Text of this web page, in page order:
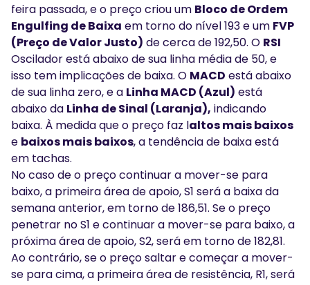
feira passada, e o preço criou um Bloco de Ordem
Engulfing de Baixa em torno do nível 193 e um FVP
(Preço de Valor Justo) de cerca de 192,50. O RSI
Oscilador está abaixo de sua linha média de 50, e
isso tem implicações de baixa. O MACD está abaixo
de sua linha zero, e a Linha MACD (Azul) está
abaixo da Linha de Sinal (Laranja), indicando
baixa. À medida que o preço faz laltos mais baixos
e baixos mais baixos, a tendência de baixa está
em tachas.
No caso de o preço continuar a mover-se para
baixo, a primeira área de apoio, S1 será a baixa da
semana anterior, em torno de 186,51. Se o preço
penetrar no S1 e continuar a mover-se para baixo, a
próxima área de apoio, S2, será em torno de 182,81.
Ao contrário, se o preço saltar e começar a mover-
se para cima, a primeira área de resistência, R1, será